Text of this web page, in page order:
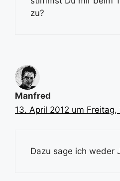
zu?
Manfred
13. April 2012 um
Dazu sage ich weder